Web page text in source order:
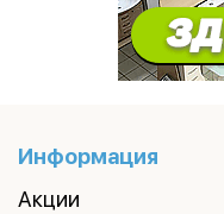
Информация
Акции